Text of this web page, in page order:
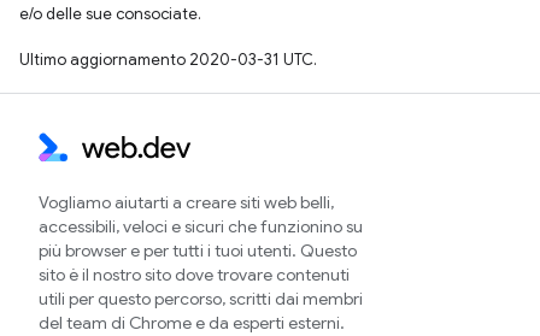
e/o delle sue consociate.
Ultimo aggiornamento 2020-03-31 UTC.
Vogliamo aiutarti a creare siti web belli,
accessibili, veloci e sicuri che funzionino su
più browser e per tutti i tuoi utenti. Questo
sito è il nostro sito dove trovare contenuti
utili per questo percorso, scritti dai membri
del team di Chrome e da esperti esterni.